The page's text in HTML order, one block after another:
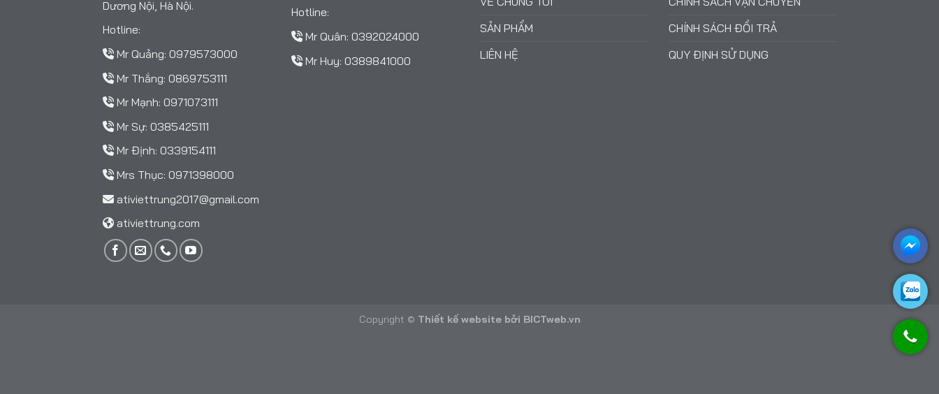
Dương Nội, Hà Nội.
Hotline:
Mr Quảng: 0979573000
Mr Thắng: 0869753111
Mr Mạnh: 0971073111
Mr Sự: 0385425111
Mr Định: 0339154111
Mrs Thục: 0971398000
ativiettrung2017@gmail.com
ativiettrung.com
Hotline:
Mr Quân: 0392024000
Mr Huy: 0389841000
SẢN PHẨM
LIÊN HỆ
CHÍNH SÁCH ĐỔI TRẢ
QUY ĐỊNH SỬ DỤNG
Copyright © Thiết kế websitebởi BICTweb.vn